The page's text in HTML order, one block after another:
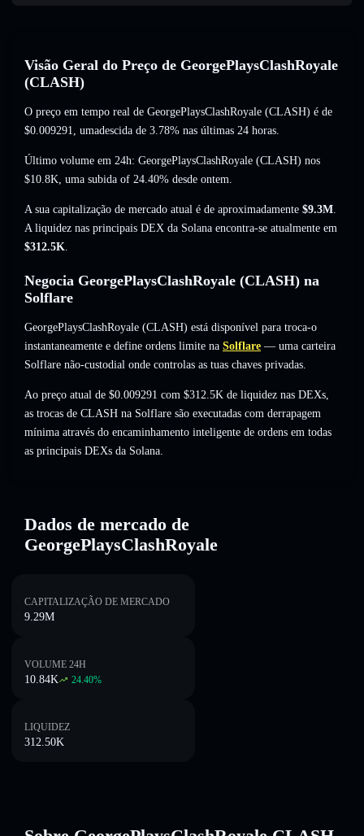
Visão Geral do Preço de GeorgePlaysClashRoyale
(CLASH)
O preço em tempo real de GeorgePlaysClashRoyale (CLASH) é de
$0.009291, umadescida de 3.78% nas últimas 24 horas.
Último volume em 24h: GeorgePlaysClashRoyale (CLASH) nos
$10.8K, uma subida of 24.40% desde ontem.
A sua capitalização de mercado atual é de aproximadamente $9.3M.
A liquidez nas principais DEX da Solana encontra-se atualmente em
$312.5K.
Negocia GeorgePlaysClashRoyale (CLASH) na
Solflare
GeorgePlaysClashRoyale (CLASH) está disponível para troca-o
instantaneamente e define ordens limite na Solflare — uma carteira
Solflare não-custodial onde controlas as tuas chaves privadas.
Ao preço atual de $0.009291 com $312.5K de liquidez nas DEXs,
as trocas de CLASH na Solflare são executadas com derrapagem
mínima através do encaminhamento inteligente de ordens em todas
as principais DEXs da Solana.
Dados de mercado de
GeorgePlaysClashRoyale
CAPITALIZAÇÃO DE MERCADO
9.29M
VOLUME 24H
10.84K 24.40%
LIQUIDEZ
312.50K